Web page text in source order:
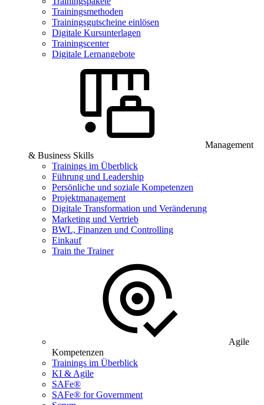
Trainingsmethoden
Trainingsgutscheine einlösen
Digitale Kursunterlagen
Trainingscenter
Digitale Lernangebote
Management
& Business Skills
Trainings im Überblick
Führung und Leadership
Persönliche und soziale Kompetenzen
Projektmanagement
Digitale Transformation und Veränderung
Marketing und Vertrieb
BWL, Finanzen und Controlling
Einkauf
Train the Trainer
Agile
Kompetenzen
Trainings im Überblick
KI & Agile
SAFe®
SAFe® for Government